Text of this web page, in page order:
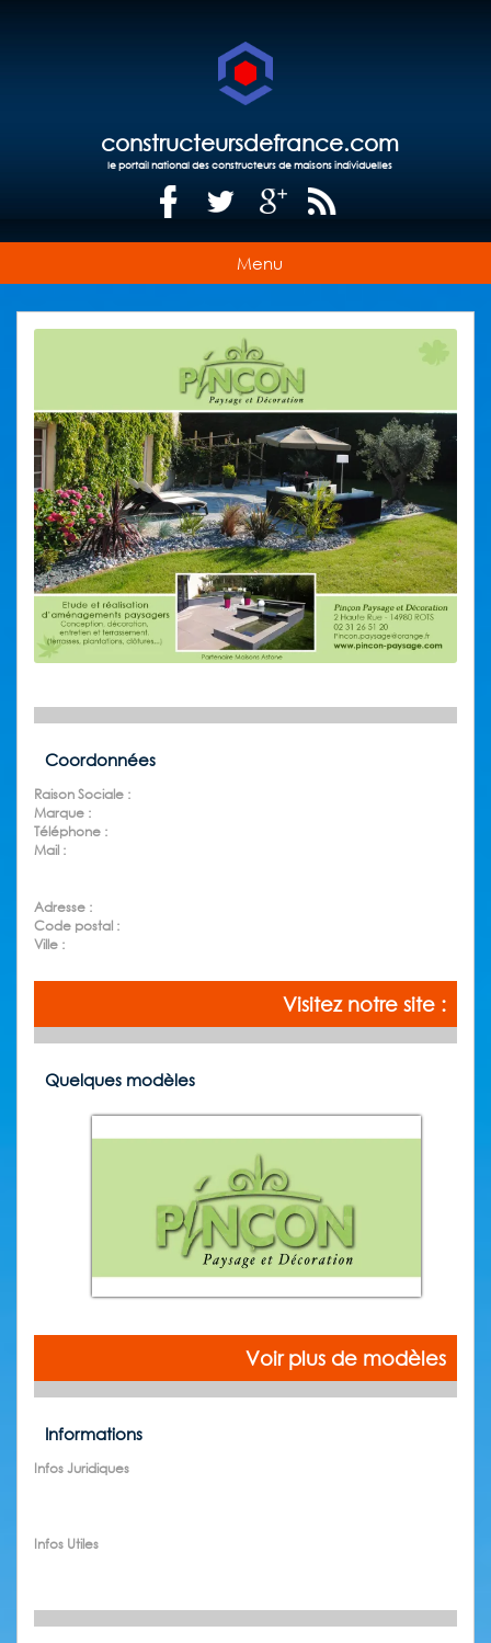
constructeursdefrance.com
le portail national des constructeurs de maisons individuelles
Menu
Coordonnées
Raison Sociale :
Marque :
Téléphone :
Mail :
Adresse :
Code postal :
Ville :
Visitez notre site :
Quelques modèles
Voir plus de modèles
Informations
Infos Juridiques
Infos Utiles